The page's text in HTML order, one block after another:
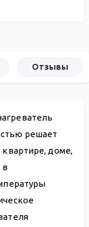
Отзывы
решает
квартире, доме,
в